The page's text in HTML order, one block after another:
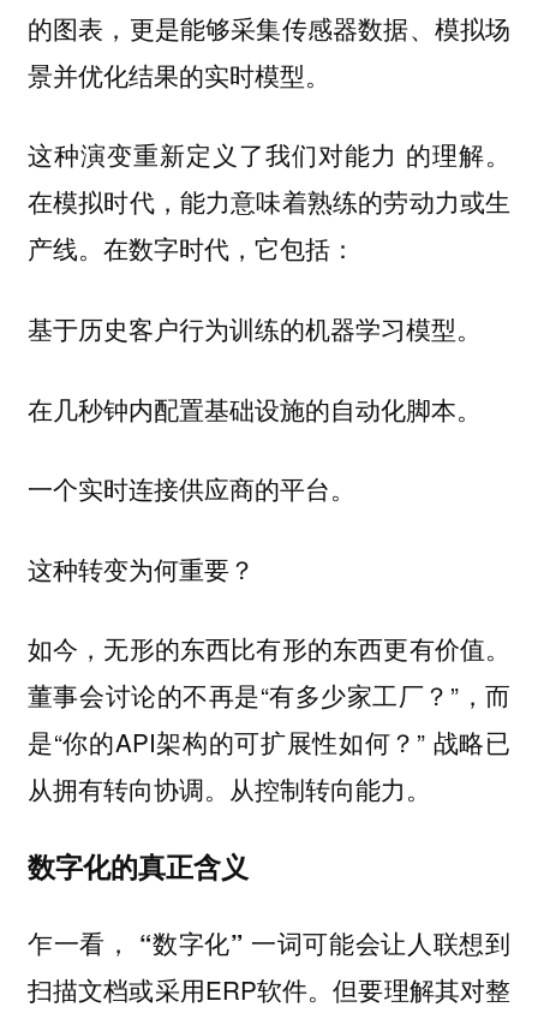
的图表，更是能够采集传感器数据、模拟场
景并优化结果的实时模型。
这种演变重新定义了我们对能力 的理解。
在模拟时代，能力意味着熟练的劳动力或生
产线。在数字时代，它包括：
基于历史客户行为训练的机器学习模型。
在几秒钟内配置基础设施的自动化脚本。
一个实时连接供应商的平台。
这种转变为何重要？
如今，无形的东西比有形的东西更有价值。
董事会讨论的不再是“有多少家工厂？”，而
是“你的API架构的可扩展性如何？” 战略已
从拥有转向协调。从控制转向能力。
数字化的真正含义
乍一看， “数字化” 一词可能会让人联想到
扫描文档或采用ERP软件。但要理解其对整